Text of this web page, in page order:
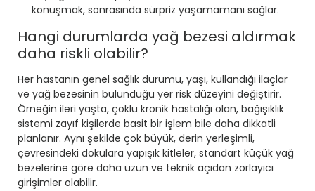
konuşmak, sonrasında sürpriz yaşamamanı sağlar.
Hangi durumlarda yağ bezesi aldırmak
daha riskli olabilir?
Her hastanın genel sağlık durumu, yaşı, kullandığı ilaçlar
ve yağ bezesinin bulunduğu yer risk düzeyini değiştirir.
Örneğin ileri yaşta, çoklu kronik hastalığı olan, bağışıklık
sistemi zayıf kişilerde basit bir işlem bile daha dikkatli
planlanır. Aynı şekilde çok büyük, derin yerleşimli,
çevresindeki dokulara yapışık kitleler, standart küçük yağ
bezelerine göre daha uzun ve teknik açıdan zorlayıcı
girişimler olabilir.